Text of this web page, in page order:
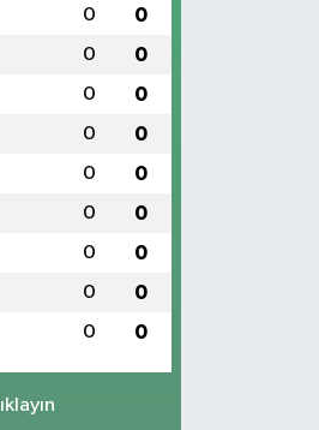
0 0
0 0
0 0
0 0
0 0
0 0
0 0
0 0
0 0